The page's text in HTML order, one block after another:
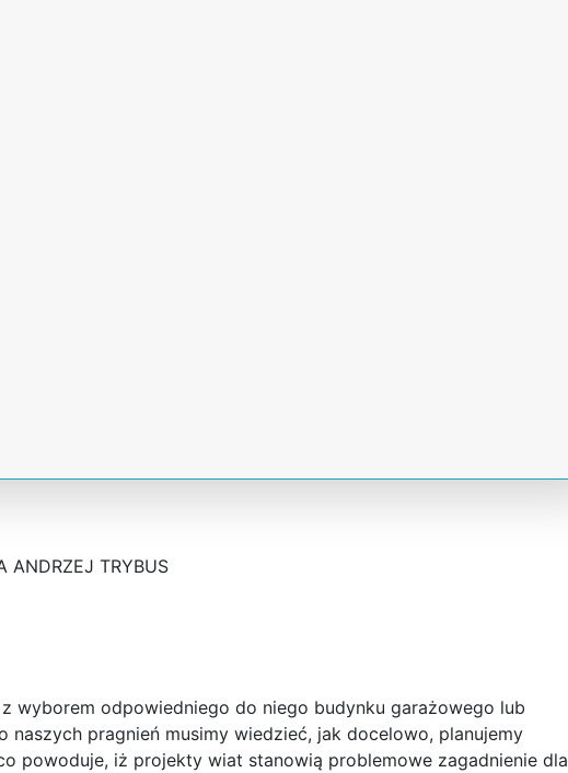
ANDRZEJ TRYBUS
wyborem odpowiedniego do niego budynku garażowego lub
pragnień musimy wiedzieć, jak docelowo, planujemy
powoduje, iż projekty wiat stanowią problemowe zagadnienie dla